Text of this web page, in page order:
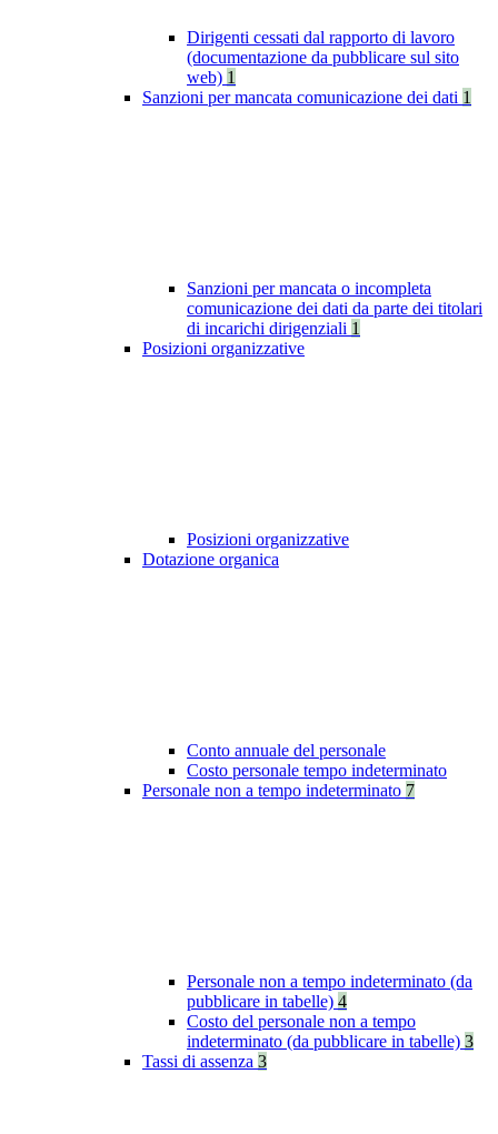
Dirigenti cessati dal rapporto di lavoro
(documentazione da pubblicare sul sito
web) 1
Sanzioni per mancata comunicazione dei dati 1
Sanzioni per mancata o incompleta
comunicazione dei dati da parte dei titolari
di incarichi dirigenziali 1
Posizioni organizzative
Posizioni organizzative
Dotazione organica
Conto annuale del personale
Costo personale tempo indeterminato
Personale non a tempo indeterminato 7
Personale non a tempo indeterminato (da
pubblicare in tabelle) 4
Costo del personale non a tempo
indeterminato (da pubblicare in tabelle) 3
Tassi di assenza 3